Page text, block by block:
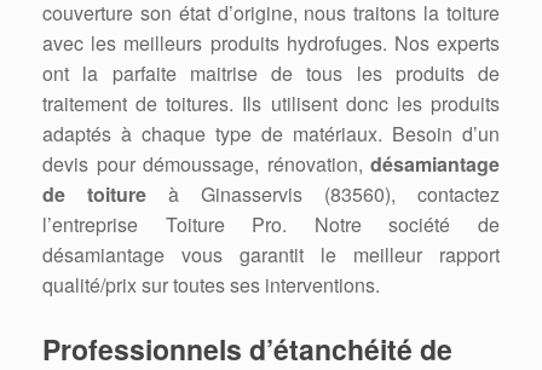
couverture son état d’origine, nous traitons la toiture
avec les meilleurs produits hydrofuges. Nos experts
ont la parfaite maitrise de tous les produits de
traitement de toitures. Ils utilisent donc les produits
adaptés à chaque type de matériaux. Besoin d’un
devis pour démoussage, rénovation, désamiantage
de toiture à Ginasservis (83560), contactez
l’entreprise Toiture Pro. Notre société de
désamiantage vous garantit le meilleur rapport
qualité/prix sur toutes ses interventions.
Professionnels d’étanchéité de